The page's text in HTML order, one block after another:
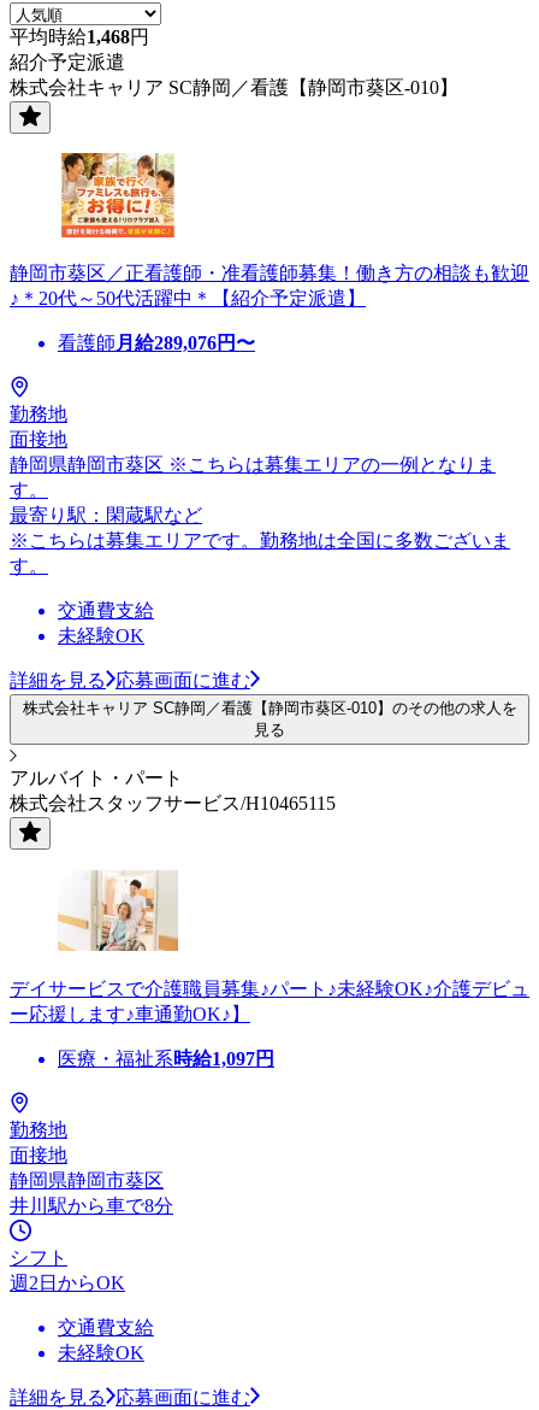
平均時給1,468円
紹介予定派遣
株式会社キャリア SC静岡／看護【静岡市葵区-010】
静岡市葵区／正看護師・准看護師募集！働き方の相談も歓迎
♪＊20代～50代活躍中＊【紹介予定派遣】
看護師 月給289,076円〜
勤務地
面接地
静岡県静岡市葵区 ※こちらは募集エリアの一例となりま
す。
最寄り駅：閑蔵駅など
※こちらは募集エリアです。勤務地は全国に多数ございま
す。
交通費支給
未経験OK
詳細を見る 応募画面に進む
株式会社キャリア SC静岡／看護【静岡市葵区-010】のその他の求人を
見る
アルバイト・パート
株式会社スタッフサービス/H10465115
デイサービスで介護職員募集♪パート♪未経験OK♪介護デビュ
ー応援します♪車通勤OK♪】
医療・福祉系時給1,097円
勤務地
面接地
静岡県静岡市葵区
井川駅から車で8分
シフト
週2日からOK
交通費支給
未経験OK
詳細を見る
応募画面に進む